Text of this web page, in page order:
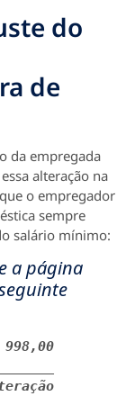
do
de
da empregada
alteração na
o empregador
sempre
salário mínimo:
a página
998,00